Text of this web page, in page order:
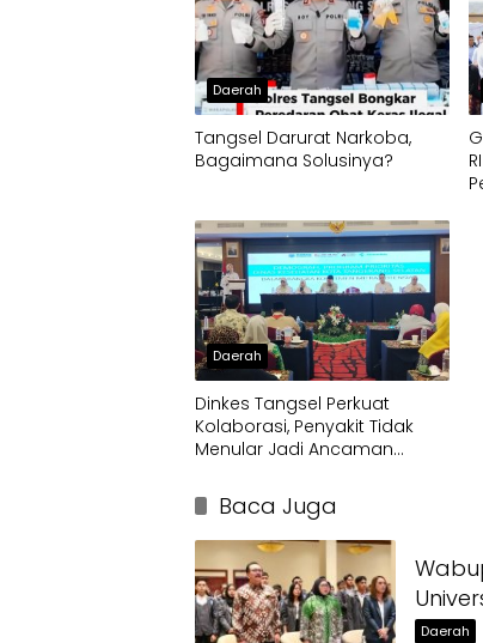
Daerah
Tangsel Darurat Narkoba,
Bagaimana Solusinya?
Daerah
Dinkes Tangsel Perkuat
Kolaborasi, Penyakit Tidak
Menular Jadi Ancaman
Baca Juga
Daerah